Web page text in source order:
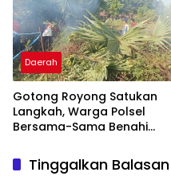
Daerah
Gotong Royong Satukan
Langkah, Warga Polsel
Bersama-Sama Benahi
Sambut HUT RI ke-81
Tinggalkan Balasan